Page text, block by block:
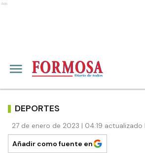
Ads
DEPORTES
27 de enero de 2023 | 04:19
Añadir como fuente en